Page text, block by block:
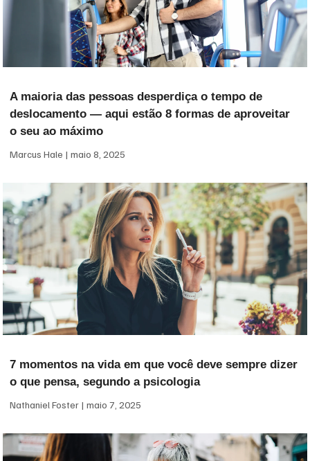
A maioria das pessoas desperdiça o tempo de
deslocamento — aqui estão 8 formas de aproveitar
o seu ao máximo
Marcus Hale maio 8, 2025
7 momentos na vida em que você deve sempre dizer
o que pensa, segundo a psicologia
Nathaniel Foster maio 7, 2025